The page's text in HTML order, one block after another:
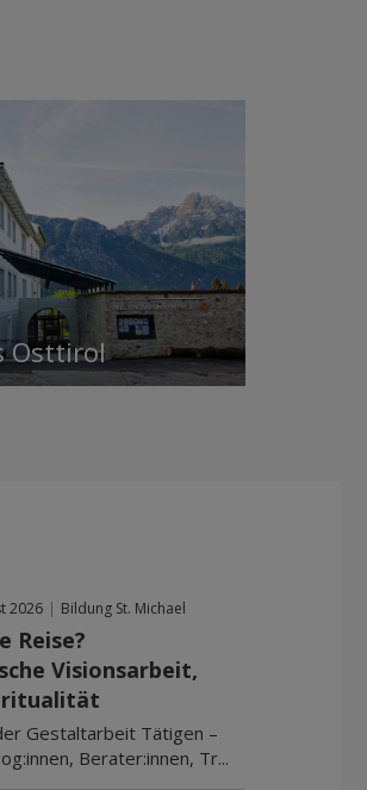
Osttirol
2026 | Bildung St. Michael
Reise?
Visionsarbeit,
Gestaltarbeit Tätigen –
Berater:innen, Tr...